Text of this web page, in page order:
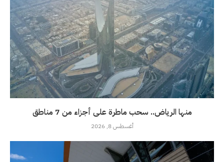
منها الرياض.. سحب ماطرة على أجزاء من 7 مناطق
أغسطس 8, 2026